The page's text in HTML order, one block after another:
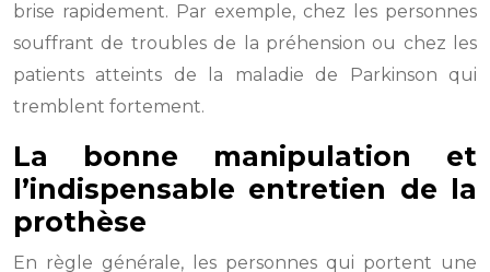
brise rapidement. Par exemple, chez les personnes
souffrant de troubles de la préhension ou chez les
patients atteints de la maladie de Parkinson qui
tremblent fortement.
La bonne manipulation et
l’indispensable entretien de la
prothèse
En règle générale, les personnes qui portent une